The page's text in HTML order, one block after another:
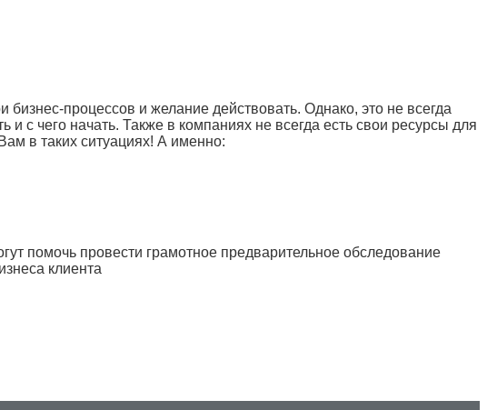
процессов и желание действовать. Однако, это не всегда
с чего начать. Также в компаниях не всегда есть свои ресурсы для
в таких ситуациях! А именно:
помочь провести грамотное предварительное обследование
клиента